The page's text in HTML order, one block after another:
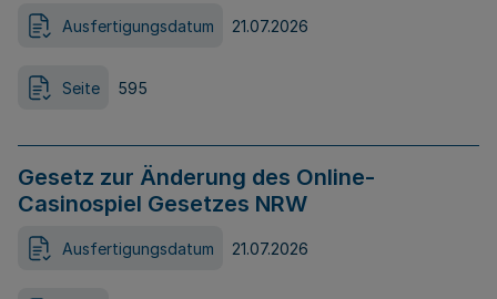
Ausfertigungsdatum 21.07.2026
Seite 595
Gesetz zur Änderung des Online-
Casinospiel Gesetzes NRW
Ausfertigungsdatum 21.07.2026